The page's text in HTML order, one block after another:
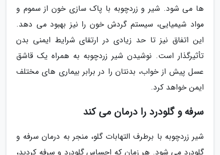
ها می شود. شیر و زردچوبه با پاک سازی خون از سموم و
مواد شیمیایی، سیستم گردش خون را نیز بهبود می دهد.
این اتفاق نیز تا حد زیادی در ارتقای شرایط ایمنی بدن
تأثیرگذار است. نوشیدن شیر زردچوبه به همراه یک قاشق
عسل پیش از خواب، بدنتان را در برابر بیماری های مختلف
ایمن خواهد کرد.
سرفه و گلودرد را درمان می کند
شیر زردچوبه با برطرف التهابات گلو، منجر به درمان سرفه و
گلودرد می شود. هر زمان که احساس گلودرد و سرفه کردید،